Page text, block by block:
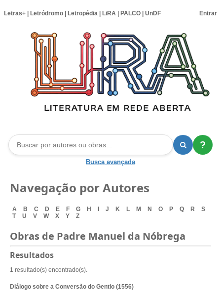
Letras+ Letródromo Letropédia LiRA PALCO UnDF Entrar
?
Busca avançada
Navegação por Autores
A B C D E F G H J K L M N O P Q R
S
T
U V W X Y Z
Obras de Padre Manuel da Nóbrega
Resultados
1 resultado(s) encontrado(s).
Diálogo sobre a Conversão do Gentio (1556)